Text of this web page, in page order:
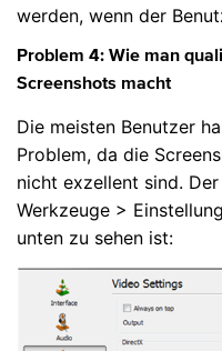
werden, wenn der
Problem 4: Wie man
Screenshots macht
Die meisten Benutzer
Problem, da die
nicht exzellent sind.
Werkzeuge >
unten zu sehen ist: